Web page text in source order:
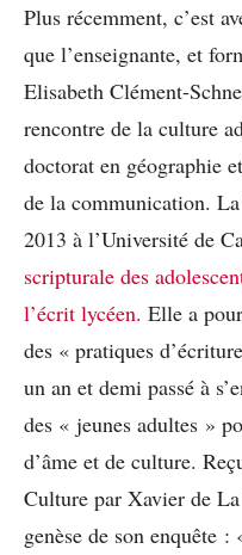
Plus récemment, c’est
que l’enseignante, et
Elisabeth Clément-
rencontre de la culture
doctorat en géographie
de la communication.
2013 à l’Université de
scripturale des
l’écrit lycéen. Elle a
des « pratiques
un an et demi passé à
des « jeunes adultes »
d’âme et de culture.
Culture par Xavier de
genèse de son enquête